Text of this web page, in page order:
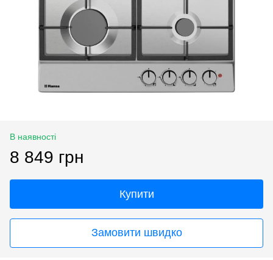
В наявності
8 849 грн
Купити
Замовити швидко